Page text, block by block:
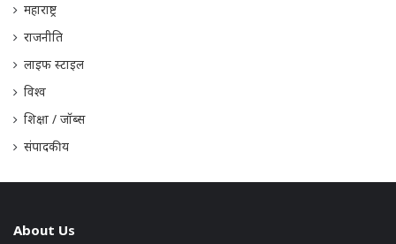
महाराष्ट्र
राजनीति
लाइफ स्टाइल
विश्व
शिक्षा / जॉब्स
संपादकीय
About Us